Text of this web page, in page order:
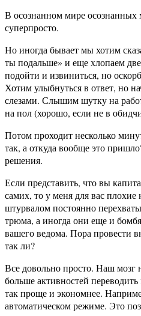
В осознанном мире осознанных
суперпросто.
Но иногда бывает мы хотим
ты подальше» и еще хлопаем
подойти и извиниться, но
Хотим улыбнуться в ответ, но
слезами. Слышим шутку на
на пол (хорошо, если не в
Потом проходит несколько
так, а откуда вообще это
решения.
Если представить, что вы
самих, то у меня для вас плохие
штурвалом постоянно
трюма, а иногда они еще и
вашего ведома. Пора провести
так ли?
Все довольно просто. Наш мозг
больше активностей
так проще и экономнее.
автоматическом режиме. Это